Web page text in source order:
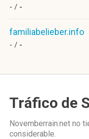
- / -
familiabelieber.info
- / -
Tráfico de
Novemberrain.net no
considerable.